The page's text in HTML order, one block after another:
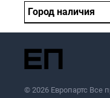
Город наличия
© 2026 Европартс Все